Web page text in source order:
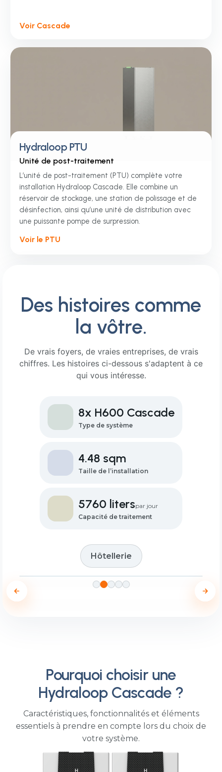
Voir Cascade
Hydraloop PTU
Unité de post-traitement
L’unité de post-traitement (PTU) complète votre
installation Hydraloop Cascade. Elle combine un
réservoir de stockage, une station de polissage et de
désinfection, ainsi qu’une unité de distribution avec
une puissante pompe de surpression.
Voir le PTU
Des histoires comme
la vôtre.
De vrais foyers, de vraies entreprises, de vrais
chiffres. Les histoires ci-dessous s'adaptent à ce
qui vous intéresse.
8x H600 Cascade
Type de système
4.48 sqm
Taille de l’installation
5760 literspar jour
Capacité de traitement
Hôtellerie
Mauna Kea Beach
Hotel
HÔTELLERIE